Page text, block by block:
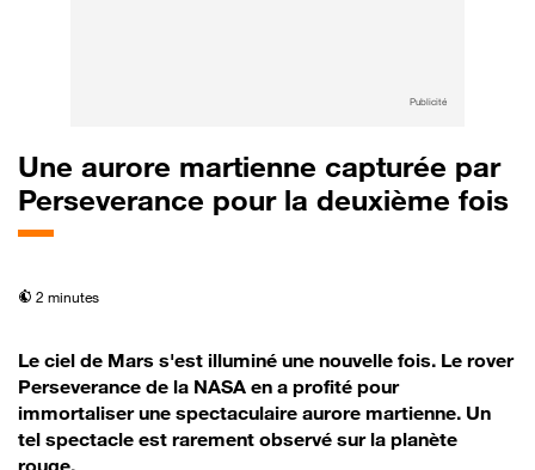
Publicité
Une aurore martienne capturée par
Perseverance pour la deuxième fois
temps de lecture
2 minutes
Le ciel de Mars s'est illuminé une nouvelle fois. Le rover
Perseverance de la NASA en a profité pour
immortaliser une spectaculaire aurore martienne. Un
tel spectacle est rarement observé sur la planète
rouge.